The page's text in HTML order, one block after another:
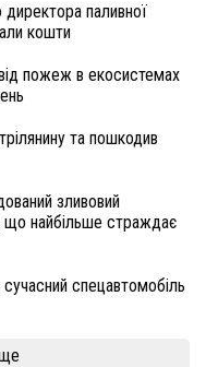
паливної
кошти
пожеж в екосистемах
та пошкодив
зливовий
що найбільше страждає
спецавтомобіль